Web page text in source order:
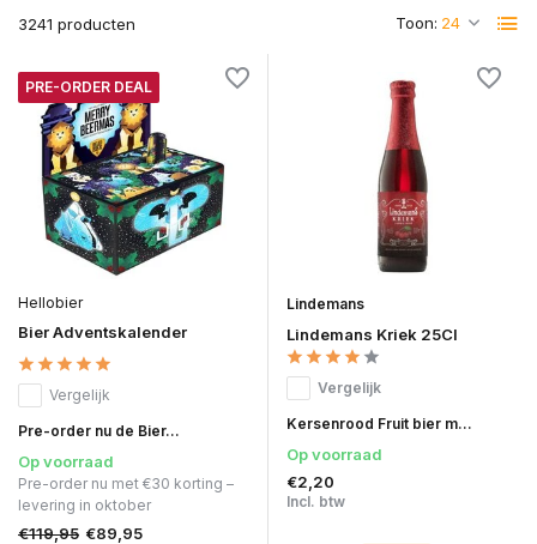
3241 producten Toon:
PRE-ORDER DEAL
Hellobier
Bier Adventskalender
Vergelijk
Pre-order nu de Bier...
Op voorraad
Pre-order nu met €30 korting –
levering in oktober
€119,95 €89,95
Lindemans
Lindemans Kriek 25Cl
Vergelijk
Kersenrood Fruit bier m...
Op voorraad
€2,20
Incl. btw